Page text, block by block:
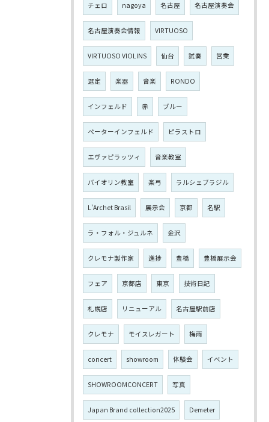
チェロ nagoya 名古屋 名古屋演奏会
名古屋演奏会情報 VIRTUOSO
VIRTUOSO VIOLINS 仙台 試奏 営業
選定 楽器 音楽 RONDO
インフェルド 赤 ブルー
ペーターインフェルド ピラストロ
エヴァピラッツィ 音楽教室
バイオリン教室 楽弓 ラルシェブラジル
L'Archet Brasil 展示会 京都 名駅
ラ・フォル・ジュルネ 金沢
クレモナ製作家 進捗 豊橋 豊橋展示会
フェア 京都店 東京 技術日記
札幌店 リニューアル 名古屋駅前店
クレモナ モイスレガート 梅雨
concert showroom 体験会 イベント
SHOWROOMCONCERT 写真
Japan Brand collection2025 Demeter